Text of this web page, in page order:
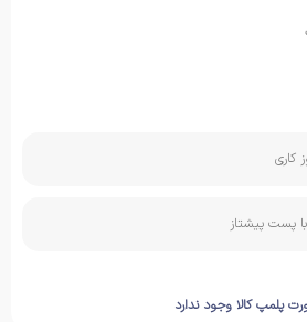
کاری
پست پیشتاز
پلمپ کالا وجود ندارد